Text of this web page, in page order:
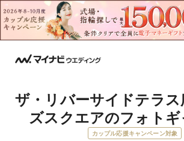
ザ・リバーサイドテラス
ズスクエアのフォトギ
カップル応援キャンペーン対象